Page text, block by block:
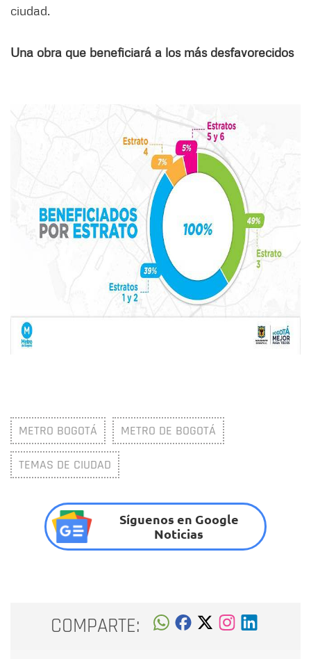
ciudad.
Una obra que beneficiará a los más desfavorecidos
METRO BOGOTÁ METRO DE BOGOTÁ
TEMAS DE CIUDAD
Síguenos en Google
Noticias
COMPARTE: